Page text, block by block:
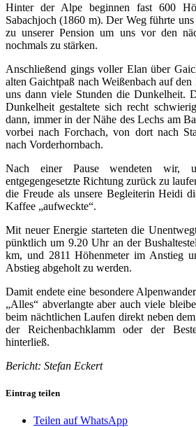
Hinter der Alpe beginnen fast 600
Sabachjoch (1860 m). Der Weg führte
zu unserer Pension um uns vor den
nochmals zu stärken.
Anschließend gings voller Elan über
alten Gaichtpaß nach Weißenbach auf
uns dann viele Stunden die Dunkelheit.
Dunkelheit gestaltete sich recht
dann, immer in der Nähe des Lechs am
vorbei nach Forchach, von dort nach
nach Vorderhornbach.
Nach einer Pause wendeten
entgegengesetzte Richtung zurück zu
die Freude als unsere Begleiterin Heidi
Kaffee „aufweckte“.
Mit neuer Energie starteten die
pünktlich um 9.20 Uhr an der
km, und 2811 Höhenmeter im Anstieg
Abstieg abgeholt zu werden.
Damit endete eine besondere
„Alles“ abverlangte aber auch viele
beim nächtlichen Laufen direkt neben
der Reichenbachklamm oder der
hinterließ.
Bericht: Stefan Eckert
Eintrag teilen
Teilen auf WhatsApp